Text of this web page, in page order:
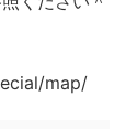
map/